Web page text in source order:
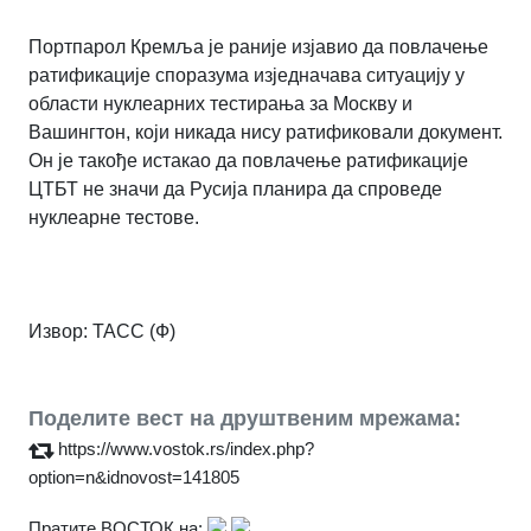
Портпарол Кремља је раније изјавио да повлачење
ратификације споразума изједначава ситуацију у
области нуклеарних тестирања за Москву и
Вашингтон, који никада нису ратификовали документ.
Он је такође истакао да повлачење ратификације
ЦТБТ не значи да Русија планира да спроведе
нуклеарне тестове.
Извор: ТАСС (Ф)
Поделите вест на друштвеним мрежама:
https://www.vostok.rs/index.php?
option=n&idnovost=141805